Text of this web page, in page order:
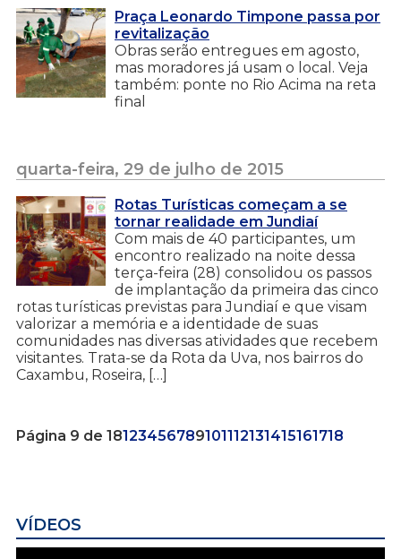
Praça Leonardo Timpone passa por
revitalização
Obras serão entregues em agosto,
mas moradores já usam o local. Veja
também: ponte no Rio Acima na reta
final
quarta-feira, 29 de julho de 2015
Rotas Turísticas começam a se
tornar realidade em Jundiaí
Com mais de 40 participantes, um
encontro realizado na noite dessa
terça-feira (28) consolidou os passos
de implantação da primeira das cinco
rotas turísticas previstas para Jundiaí e que visam
valorizar a memória e a identidade de suas
comunidades nas diversas atividades que recebem
visitantes. Trata-se da Rota da Uva, nos bairros do
Caxambu, Roseira, […]
Página 9 de 18123456789101112131415161718
VÍDEOS